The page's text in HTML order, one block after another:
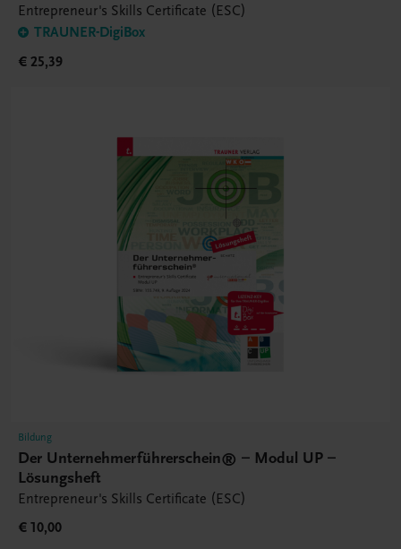
Entrepreneur's Skills Certificate (ESC)
TRAUNER-DigiBox
€ 25,39
Bildung
Der Unternehmerführerschein® – Modul UP –
Lösungsheft
Entrepreneur's Skills Certificate (ESC)
€ 10,00